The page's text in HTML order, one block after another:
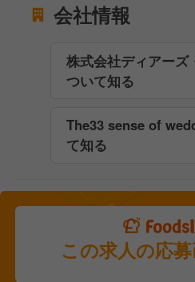
会社情報
株式会社ディアーズ
ついて知る
The33 sense of
て知る
この求人の応